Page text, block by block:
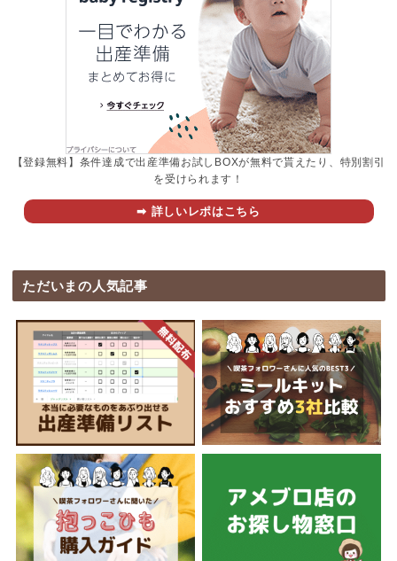
【登録無料】条件達成で出産準備お試しBOXが無料で貰えたり、特別割引
を受けられます！
➡︎ 詳しいレポはこちら
ただいまの人気記事